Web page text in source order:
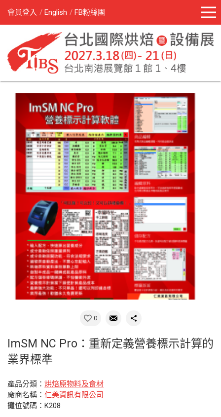
會員登入 English FB粉絲團
0
ImSM NC Pro：重新定義營養標示計算的
業界標準
產品分類： 烘焙原物料及食材
廠商名稱： 仁美資訊有限公司
攤位號碼：K208